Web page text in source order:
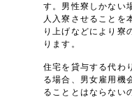
す。男性寮しかない
人入寮させることを
り上げなどにより寮
ります。
住宅を貸与する代わ
る場合、男女雇用機
ることとはならない